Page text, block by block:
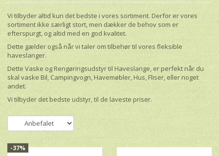
Vi tilbyder altid kun det bedste i vores sortiment. Derfor er vores
sortiment ikke særligt stort, men dækker de behov som er
efterspurgt, og altid med en god kvalitet.
Dette gælder også når vi taler om tilbehør til vores fleksible
haveslanger.
Dette Vaske og Rengøringsudstyr til Haveslange, er perfekt når du
skal vaske Bil, Campingvogn, Havemøbler, Hus, Fliser, eller noget
andet.
Vi tilbyder det bedste udstyr, til de laveste priser.
-37%